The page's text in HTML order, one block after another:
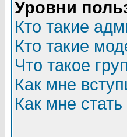
Уровни
Кто такие
Кто такие
Что такое
Как мне
Как мне